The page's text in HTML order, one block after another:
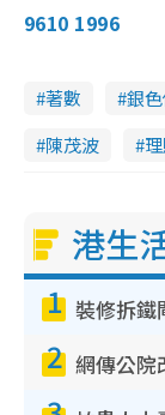
9610 1996
著數 銀
陳茂波
港生
1
2